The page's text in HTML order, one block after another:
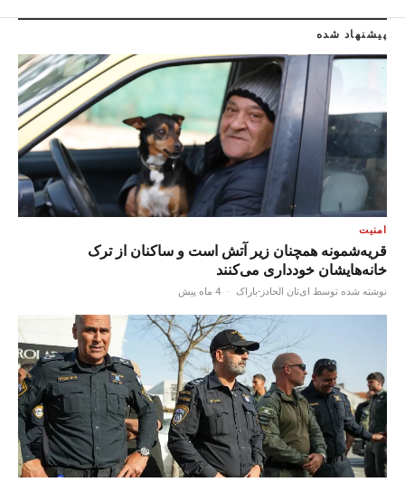
پیشنهاد شده
امنیت
قریه‌شمونه همچنان زیر آتش است و ساکنان از ترک
خانه‌هایشان خودداری می‌کنند
نوشته شده توسط ای‌تان الحادز-باراک · 4 ماه پیش